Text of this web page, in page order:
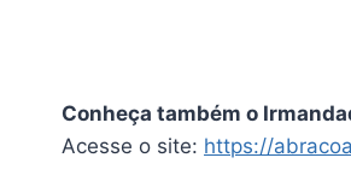
Conheça também o
Acesse o site: https://